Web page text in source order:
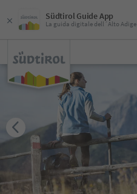
Südtirol Guide App
La guida digitale dell´Alto Adige